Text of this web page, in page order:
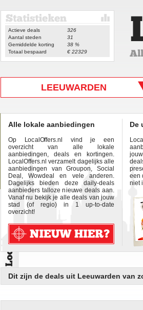
Actieve deals
326
Aantal steden
31
Gemiddelde korting
38 %
Totaal bespaard
€ 22329
LEEUWARDEN
Alle lokale aanbiedingen
Op LocalOffers.nl vind je een
overzicht van alle lokale
aanbiedingen, deals en kortingen.
LocalOffers.nl verzamelt dagelijks alle
aanbiedingen van Groupon, Social
Deal, Wowdeal en vele anderen.
Dagelijks bieden deze daily-deals
aanbieders talloze nieuwe deals aan.
Vanaf nu bekijk je alle deals van jouw
stad (of regio) in 1 up-to-date
overzicht!
De
een
niet
Dit zijn de deals uit Leeuwarden van